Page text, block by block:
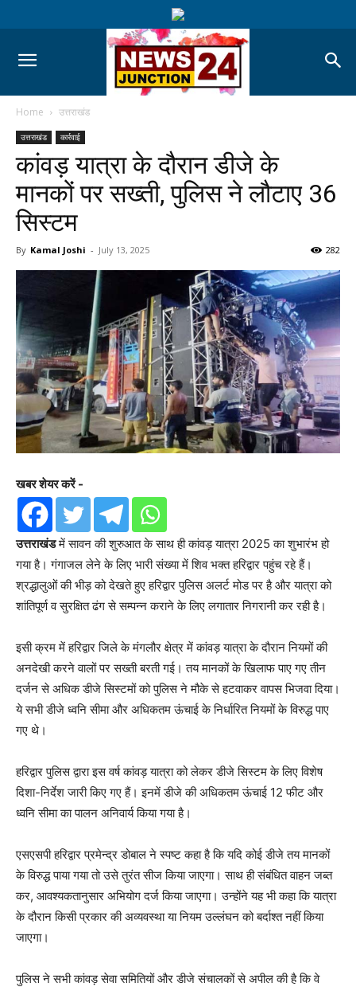
Home उत्तराखंड
उत्तराखंड कार्रवाई
कांवड़ यात्रा के दौरान डीजे के
मानकों पर सख्ती, पुलिस ने लौटाए 36
सिस्टम
By Kamal Joshi - July 13, 2025 282
खबर शेयर करें -
उत्तराखंडमें सावन की शुरुआत के साथ ही कांवड़ यात्रा 2025 का शुभारंभ हो
गया है। गंगाजल लेने के लिए भारी संख्या में शिव भक्त हरिद्वार पहुंच रहे हैं।
श्रद्धालुओं की भीड़ को देखते हुए हरिद्वार पुलिस अलर्ट मोड पर है और यात्रा को
शांतिपूर्ण व सुरक्षित ढंग से सम्पन्न कराने के लिए लगातार निगरानी कर रही है।
इसी क्रम में हरिद्वार जिले के मंगलौर क्षेत्र में कांवड़ यात्रा के दौरान नियमों की
अनदेखी करने वालों पर सख्ती बरती गई। तय मानकों के खिलाफ पाए गए तीन
दर्जन से अधिक डीजे सिस्टमों को पुलिस ने मौके से हटवाकर वापस भिजवा दिया।
ये सभी डीजे ध्वनि सीमा और अधिकतम ऊंचाई के निर्धारित नियमों के विरुद्ध पाए
गए थे।
हरिद्वार पुलिस द्वारा इस वर्ष कांवड़ यात्रा को लेकर डीजे सिस्टम के लिए विशेष
दिशा-निर्देश जारी किए गए हैं। इनमें डीजे की अधिकतम ऊंचाई 12 फीट और
ध्वनि सीमा का पालन अनिवार्य किया गया है।
एसएसपी हरिद्वार प्रमेन्द्र डोबाल ने स्पष्ट कहा है कि यदि कोई डीजे तय मानकों
के विरुद्ध पाया गया तो उसे तुरंत सीज किया जाएगा। साथ ही संबंधित वाहन जब्त
कर, आवश्यकतानुसार अभियोग दर्ज किया जाएगा। उन्होंने यह भी कहा कि यात्रा
के दौरान किसी प्रकार की अव्यवस्था या नियम उल्लंघन को बर्दाश्त नहीं किया
जाएगा।
पुलिस ने सभी कांवड़ सेवा समितियों और डीजे संचालकों से अपील की है कि वे